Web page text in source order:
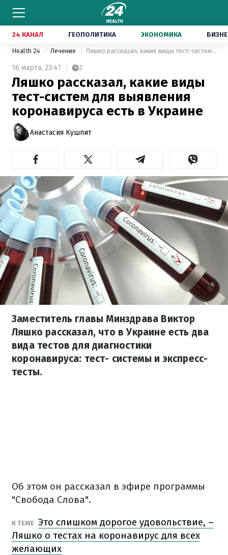
24 КАНАЛ ГЕОПОЛИТИКА ЭКОНОМИКА
Health 24 Лечение Ляшко рассказал, какие виды тест-систем для выявления коронавируса есть в Украине
16 марта, 23:47 2
Ляшко рассказал, какие виды
тест-систем для выявления
коронавируса есть в Украине
Анастасия Кушпит
Заместитель главы Минздрава Виктор
Ляшко рассказал, что в Украине есть два
вида тестов для диагностики
коронавируса: тест- системы и экспресс-
тесты.
Об этом он рассказал в эфире программы
"Свобода Слова".
К ТЕМЕ Это слишком дорогое удовольствие, –
Ляшко о тестах на коронавирус для всех
желающих